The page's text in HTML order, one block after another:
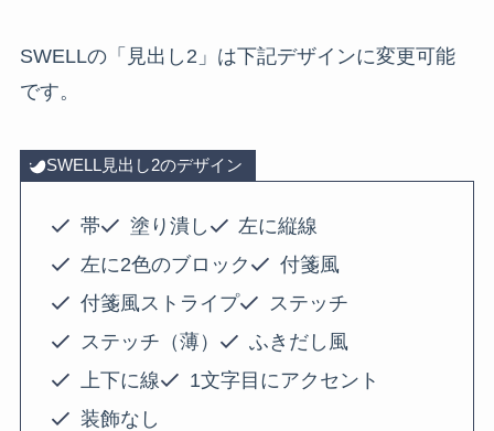
SWELLの「見出し2」は下記デザインに変更可能
です。
SWELL見出し2のデザイン
帯 塗り潰し
左に縦線
左に2色のブロック
付箋風
付箋風ストライプ
ステッチ
ステッチ（薄）
ふきだし風
上下に線
1文字目にアクセント
装飾なし